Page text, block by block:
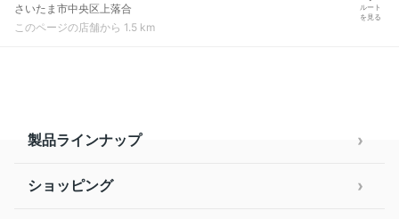
さいたま市中央区上落合
このページの店舗から 1.5 km
ルート
を見る
製品ラインナップ
ショッピング